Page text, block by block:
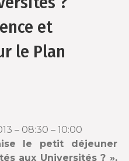
r
et
le Plan
– 08:30 – 10:00
le petit déjeuner
aux Universités ? »,